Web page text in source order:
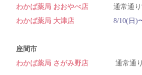
わかば薬局 おおやべ店 通常通り
わかば薬局 大津店
8/10(日)
座間市
わかば薬局 さがみ野店
通常通り